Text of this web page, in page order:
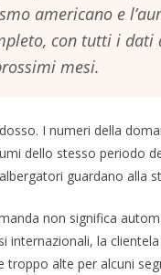
americano e
con tutti i
mesi.
I numeri della
dello stesso periodo
guardano alla
non significa
internazionali, la
troppo alte per alcuni